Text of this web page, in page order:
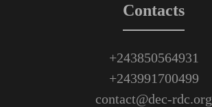
Contacts
+243850564931
+243991700499
contact@dec-rdc.org